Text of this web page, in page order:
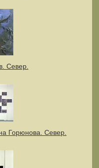
Север.
Горюнова. Север.